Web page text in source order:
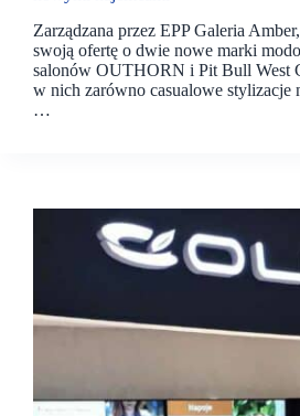
Zarządzana przez EPP Galeria
swoją ofertę o dwie nowe marki
salonów OUTHORN i Pit Bull West
w nich zarówno casualowe stylizacje
…